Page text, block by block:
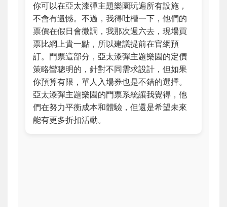
你可以在亞太漆彈主題樂園玩遍所有設施，
不會有遺憾。不過，我得吐槽一下，他們的
票價在假日會微調，我那次週六去，現場買
票比網上貴一點，所以建議提前在官網預
訂。門票這部分，亞太漆彈主題樂園的定價
策略蠻聰明的，針對不同需求設計，但如果
你預算有限，單人入場券也是不錯的選擇。
亞太漆彈主題樂園的門票系統讓我覺得，他
們在努力平衡成本和體驗，但還是希望未來
能有更多折扣活動。